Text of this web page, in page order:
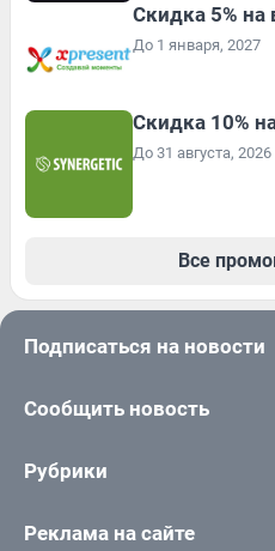
Скидка 5% на
До 1 января, 2027
Скидка 10%
До 31 августа, 2026
Все
Подписаться на новости
Сообщить новость
Рубрики
Реклама на сайте